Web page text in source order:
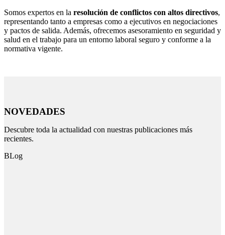
Somos expertos en la resolución de conflictos con altos directivos,
representando tanto a empresas como a ejecutivos en negociaciones
y pactos de salida. Además, ofrecemos asesoramiento en seguridad y
salud en el trabajo para un entorno laboral seguro y conforme a la
normativa vigente.
NOVEDADES
Descubre toda la actualidad con nuestras publicaciones más
recientes.
BLog